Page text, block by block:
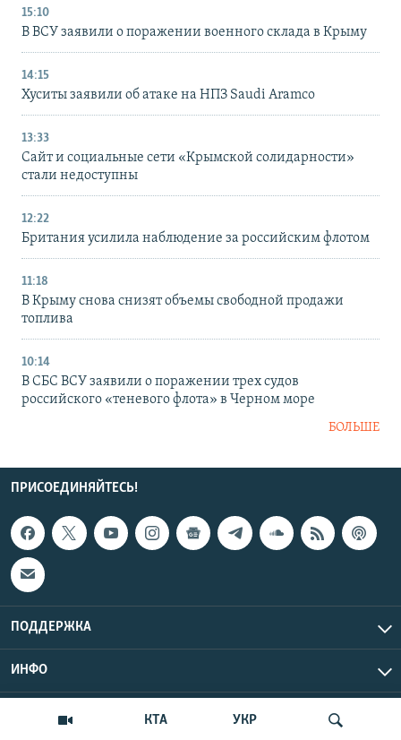
КТА УКР
15:10
В ВСУ заявили о поражении военного склада в Крыму
14:15
Хуситы заявили об атаке на НПЗ Saudi Aramco
13:33
Сайт и социальные сети «Крымской солидарности»
стали недоступны
12:22
Британия усилила наблюдение за российским флотом
11:18
В Крыму снова снизят объемы свободной продажи
топлива
10:14
В СБС ВСУ заявили о поражении трех судов
российского «теневого флота» в Черном море
БОЛЬШЕ
ПРИСОЕДИНЯЙТЕСЬ!
ПОДДЕРЖКА
ИНФО
Copyright Крым.Реалии, 2026 | Все права защищены.
UTC+3